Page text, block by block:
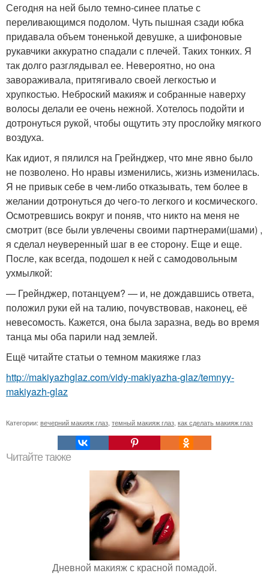
Сегодня на ней было темно-синее платье с
переливающимся подолом. Чуть пышная сзади юбка
придавала объем тоненькой девушке, а шифоновые
рукавчики аккуратно спадали с плечей. Таких тонких. Я
так долго разглядывал ее. Невероятно, но она
завораживала, притягивало своей легкостью и
хрупкостью. Неброский макияж и собранные наверху
волосы делали ее очень нежной. Хотелось подойти и
дотронуться рукой, чтобы ощутить эту прослойку мягкого
воздуха.
Как идиот, я пялился на Грейнджер, что мне явно было
не позволено. Но нравы изменились, жизнь изменилась.
Я не привык себе в чем-либо отказывать, тем более в
желании дотронуться до чего-то легкого и космического.
Осмотревшись вокруг и поняв, что никто на меня не
смотрит (все были увлечены своими партнерами(шами) ,
я сделал неуверенный шаг в ее сторону. Еще и еще.
После, как всегда, подошел к ней с самодовольным
ухмылкой:
— Грейнджер, потанцуем? — и, не дождавшись ответа,
положил руки ей на талию, почувствовав, наконец, её
невесомость. Кажется, она была заразна, ведь во время
танца мы оба парили над землей.
Ещё читайте статьи о темном макияже глаз
http://makiyazhglaz.com/vidy-makiyazha-glaz/temnyy-
makiyazh-glaz
Категории: вечерний макияж глаз, темный макияж глаз, как сделать макияж глаз
Читайте также
Дневной макияж с красной помадой.